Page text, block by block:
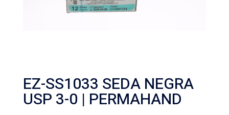
EZ-SS1033 SEDA NEGRA
USP 3-0 | PERMAHAND